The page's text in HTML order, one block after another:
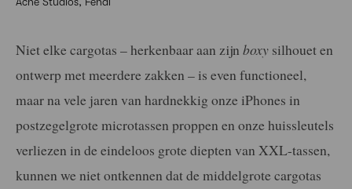
Niet elke cargotas – herkenbaar aan zijn boxy silhouet en
ontwerp met meerdere zakken – is even functioneel,
maar na vele jaren van hardnekkig onze iPhones in
postzegelgrote microtassen proppen en onze huissleutels
verliezen in de eindeloos grote diepten van XXL-tassen,
kunnen we niet ontkennen dat de middelgrote cargotas